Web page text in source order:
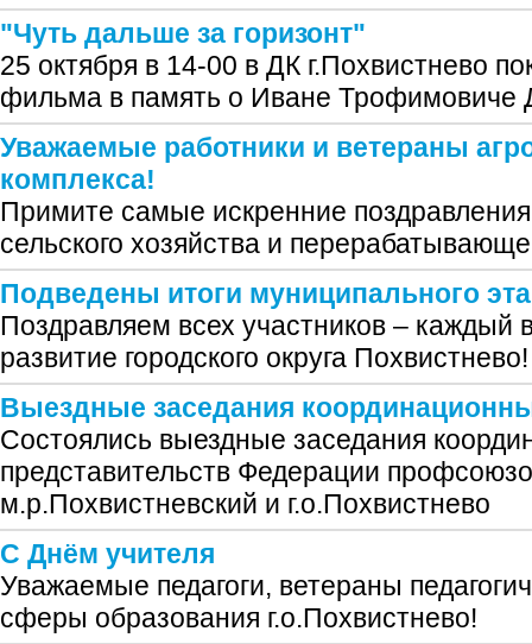
"Чуть дальше за горизонт"
25 октября в 14-00 в ДК г.Похвистнево
фильма в память о Иване Трофимовиче
Уважаемые работники и ветераны
комплекса!
Примите самые искренние
сельского хозяйства и
Подведены итоги муниципального
Поздравляем всех участников – каждый
развитие городского округа Похвистнево!
Выездные заседания
Состоялись выездные заседания
представительств Федерации
м.р.Похвистневский и г.о.Похвистнево
С Днём учителя
Уважаемые педагоги, ветераны
сферы образования г.о.Похвистнево!